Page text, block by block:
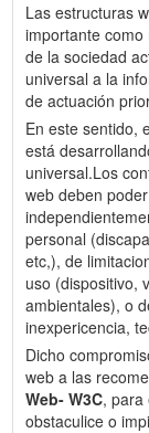
Las estructuras
importante
de la sociedad
universal a la
de actuación
En este sentido,
está
universal.Los
web deben
personal
etc,), de
uso (dispositivo,
ambientales), o
inexpericencia,
Dicho
web a las
Web- W3C, para
obstaculice o